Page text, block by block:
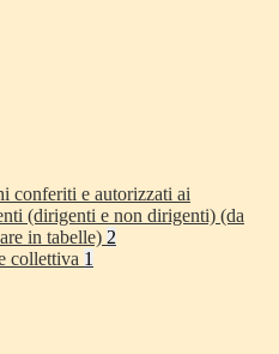
conferiti e autorizzati ai
(dirigenti e non dirigenti) (da
in tabelle) 2
collettiva 1